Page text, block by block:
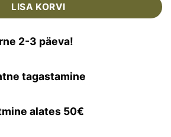
LISA KORVI
2-3 päeva!
tagastamine
alates 50€